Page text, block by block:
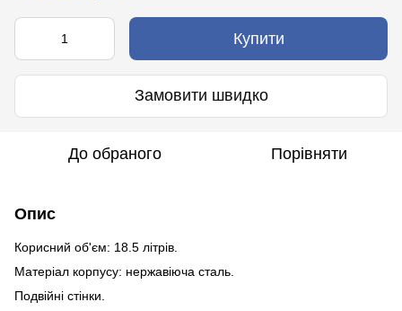
Купити
Замовити швидко
До обраного Порівняти
Опис
Корисний об'єм: 18.5 літрів.
Матеріал корпусу: нержавіюча сталь.
Подвійні стінки.